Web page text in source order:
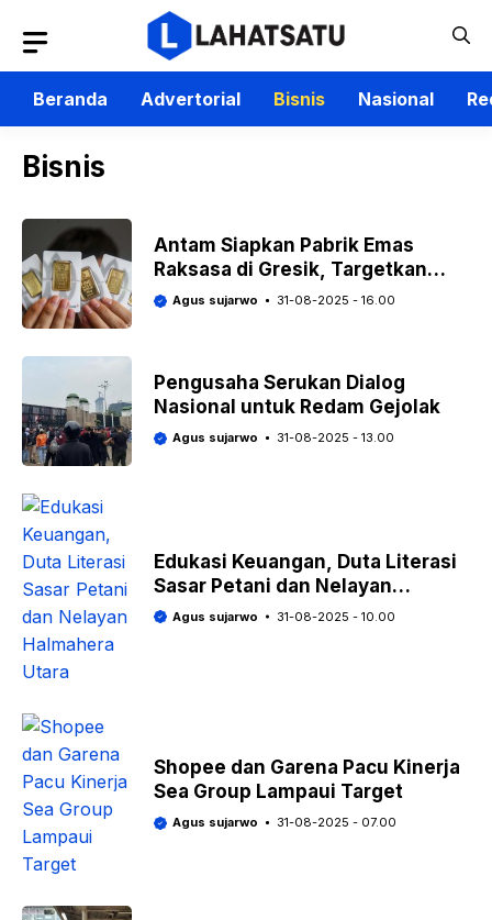
isi
Beranda
Advertorial Bisnis Nasional
Bisnis
Antam Siapkan Pabrik Emas
Raksasa di Gresik, Targetkan
Produksi 30 Ton Per Tahun
Agus sujarwo 31-08-2025 - 16.00
Pengusaha Serukan Dialog
Nasional untuk Redam Gejolak
Agus sujarwo 31-08-2025 - 13.00
Edukasi Keuangan, Duta Literasi
Sasar Petani dan Nelayan
Halmahera Utara
Agus sujarwo 31-08-2025 - 10.00
Shopee dan Garena Pacu Kinerja
Sea Group Lampaui Target
Agus sujarwo 31-08-2025 - 07.00